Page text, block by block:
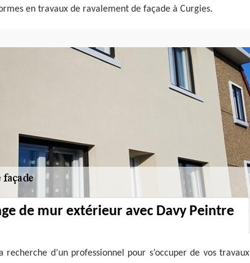
en travaux de ravalement de façade à Curgies.
de mur extérieur avec Davy Peintre
recherche d’un professionnel pour s’occuper de vos travaux